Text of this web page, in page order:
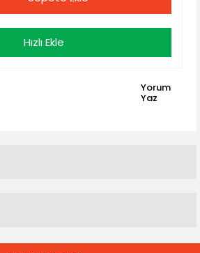
Hızlı Ekle
Yorum
Yaz